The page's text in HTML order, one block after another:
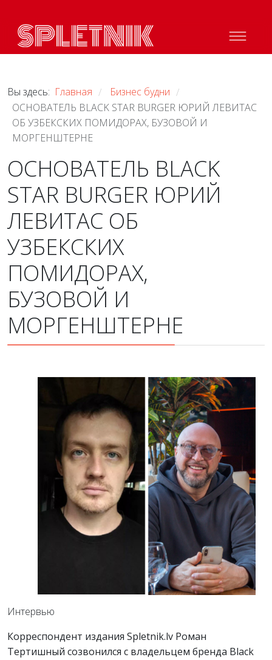
Вы здесь: Главная / Бизнес будни /
ОСНОВАТЕЛЬ BLACK STAR BURGER ЮРИЙ ЛЕВИТАС
ОБ УЗБЕКСКИХ ПОМИДОРАХ, БУЗОВОЙ И
МОРГЕНШТЕРНЕ
ОСНОВАТЕЛЬ BLACK
STAR BURGER ЮРИЙ
ЛЕВИТАС ОБ
УЗБЕКСКИХ
ПОМИДОРАХ,
БУЗОВОЙ И
МОРГЕНШТЕРНЕ
Интервью
Корреспондент издания Spletnik.lv Роман
Тертишный созвонился с владельцем бренда Black